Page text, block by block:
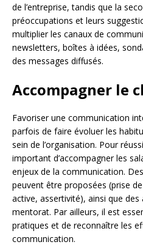
de l’entreprise, tandis que la
préoccupations et leurs
multiplier les canaux de
newsletters, boîtes à idées,
des messages diffusés.
Accompagner le
Favoriser une communication
parfois de faire évoluer les
sein de l’organisation. Pour
important d’accompagner les
enjeux de la communication.
peuvent être proposées (prise
active, assertivité), ainsi que
mentorat. Par ailleurs, il est
pratiques et de reconnaître les
communication.